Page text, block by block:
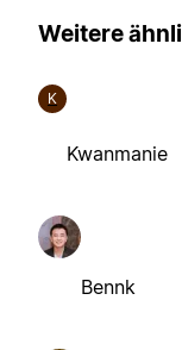
Weitere
K
Kwanmanie
Bennk